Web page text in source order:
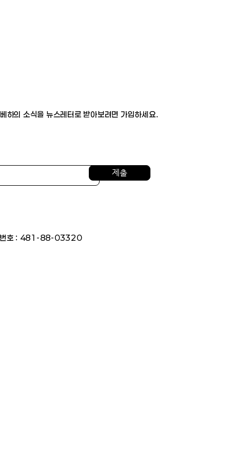
하의 소식을 뉴스레터로 받아보려면 가입하세요.
제출
번호 : 481-88-03320